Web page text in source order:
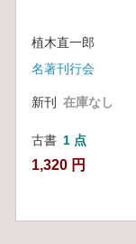
植木直一郎
名著刊行会
新刊 在庫なし
古書 1 点
1,320 円